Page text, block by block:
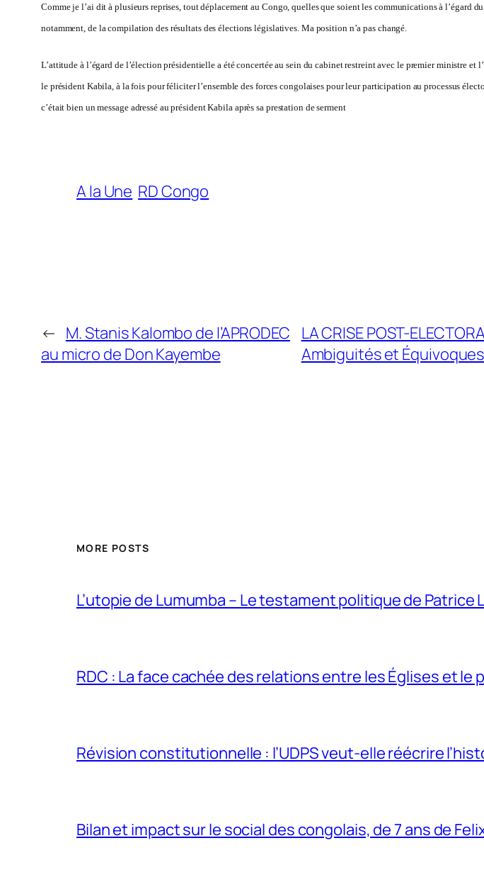
Comme je l’ai dit à plusieurs reprises, tout déplacement au Congo, quelles que soient les communications à
notamment, de la compilation des résultats des élections législatives. Ma position n’a pas changé.
L’attitude à l’égard de l’élection présidentielle a été concertée au sein du cabinet restreint avec le premier ministre
le président Kabila, à la fois pour féliciter l’ensemble des forces congolaises pour leur participation au processus
c’était bien un message adressé au président Kabila après sa prestation de serment
A la Une RD Congo
← M. Stanis Kalombo de l’APRODEC
au micro de Don Kayembe
LA CRISE POST-
Ambiguités et
MORE POSTS
L’utopie de Lumumba – Le testament politique de
RDC : La face cachée des relations entre les Églises et le
Révision constitutionnelle : l’UDPS veut-elle réécrire
Bilan et impact sur le social des congolais, de 7 ans de